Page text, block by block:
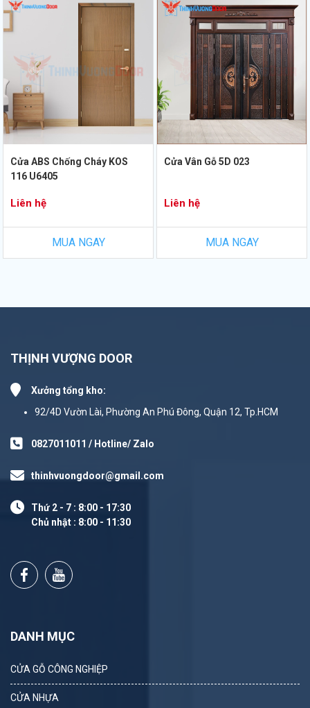
Cửa ABS Chống Cháy KOS
116 U6405
Liên hệ
MUA NGAY
Cửa Vân Gỗ 5D 023
Liên hệ
MUA NGAY
THỊNH VƯỢNG DOOR
Xưởng tổng kho:
92/4D Vườn Lài, Phường An Phú Đông, Quận 12, Tp.HCM
0827011011 / Hotline/ Zalo
thinhvuongdoor@gmail.com
Thứ 2 - 7 : 8:00 - 17:30
Chủ nhật : 8:00 - 11:30
DANH MỤC
CỬA GỖ CÔNG NGHIỆP
CỬA NHỰA